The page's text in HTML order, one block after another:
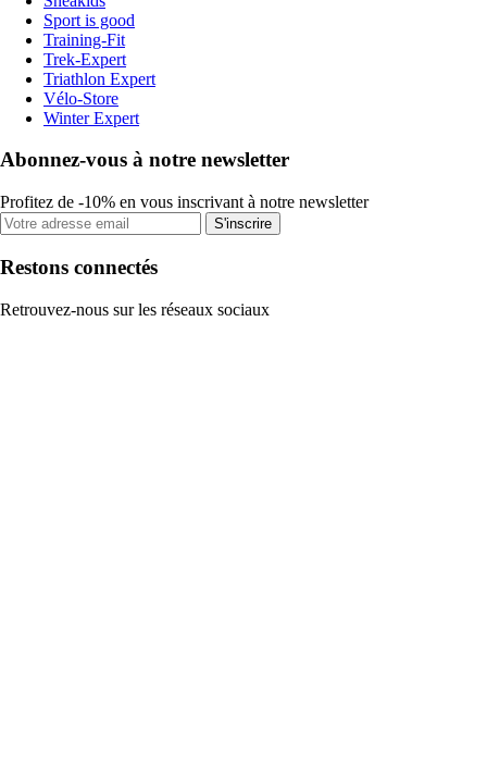
Sport is good
Training-Fit
Trek-Expert
Triathlon Expert
Vélo-Store
Winter Expert
Abonnez-vous à notre newsletter
Profitez de -10% en vous inscrivant à notre newsletter
S'inscrire
Restons connectés
Retrouvez-nous sur les réseaux sociaux